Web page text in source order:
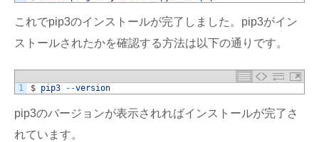
これでpip3のインストールが完了しました。pip3がイン
ストールされたかを確認する方法は以下の通りです。
1 $ pip3 --version
pip3のバージョンが表示されればインストールが完了さ
れています。